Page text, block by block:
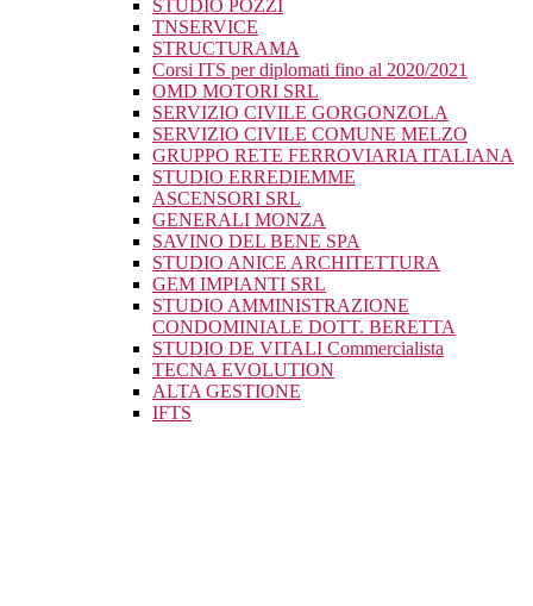
STUDIO POZZI
TNSERVICE
STRUCTURAMA
Corsi ITS per diplomati fino al 2020/2021
OMD MOTORI SRL
SERVIZIO CIVILE GORGONZOLA
SERVIZIO CIVILE COMUNE MELZO
GRUPPO RETE FERROVIARIA ITALIANA
STUDIO ERREDIEMME
ASCENSORI SRL
GENERALI MONZA
SAVINO DEL BENE SPA
STUDIO ANICE ARCHITETTURA
GEM IMPIANTI SRL
STUDIO AMMINISTRAZIONE
CONDOMINIALE DOTT. BERETTA
STUDIO DE VITALI Commercialista
TECNA EVOLUTION
ALTA GESTIONE
IFTS